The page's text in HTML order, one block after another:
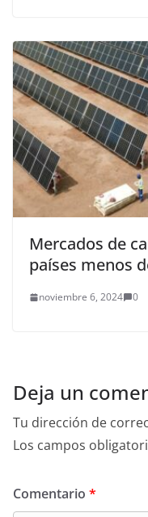
Mercados de
países menos
noviembre 6, 2024 0
Deja un
Tu dirección de
Los campos
Comentario *